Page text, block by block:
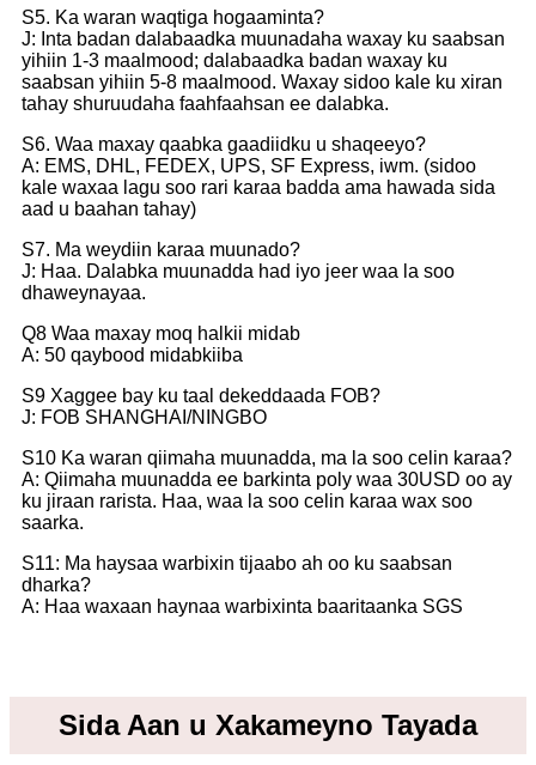
S5. Ka waran waqtiga hogaaminta?
J: Inta badan dalabaadka muunadaha waxay ku saabsan
yihiin 1-3 maalmood; dalabaadka badan waxay ku
saabsan yihiin 5-8 maalmood. Waxay sidoo kale ku xiran
tahay shuruudaha faahfaahsan ee dalabka.
S6. Waa maxay qaabka gaadiidku u shaqeeyo?
A: EMS, DHL, FEDEX, UPS, SF Express, iwm. (sidoo
kale waxaa lagu soo rari karaa badda ama hawada sida
aad u baahan tahay)
S7. Ma weydiin karaa muunado?
J: Haa. Dalabka muunadda had iyo jeer waa la soo
dhaweynayaa.
Q8 Waa maxay moq halkii midab
A: 50 qaybood midabkiiba
S9 Xaggee bay ku taal dekeddaada FOB?
J: FOB SHANGHAI/NINGBO
S10 Ka waran qiimaha muunadda, ma la soo celin karaa?
A: Qiimaha muunadda ee barkinta poly waa 30USD oo ay
ku jiraan rarista. Haa, waa la soo celin karaa wax soo
saarka.
S11: Ma haysaa warbixin tijaabo ah oo ku saabsan
dharka?
A: Haa waxaan haynaa warbixinta baaritaanka SGS
Sida Aan u Xakameyno Tayada